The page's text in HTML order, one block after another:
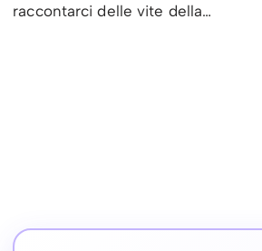
raccontarci delle vite della…